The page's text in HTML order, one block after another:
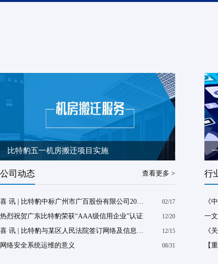
比特豹五一机房搬迁项目实施
公司动态 查看更多 >
喜 讯 | 比特豹中标广州市广百股份有限公司2022年度信息机房主要设备及数据库等维保服务项目 02/17
热烈祝贺广东比特豹荣获“AAA级信用企业”认证 12/20
喜 讯 | 比特豹与某区人民法院签订网络及信息安全运维服务合同 12/15
网络安全系统运维的意义 08/31
行
一